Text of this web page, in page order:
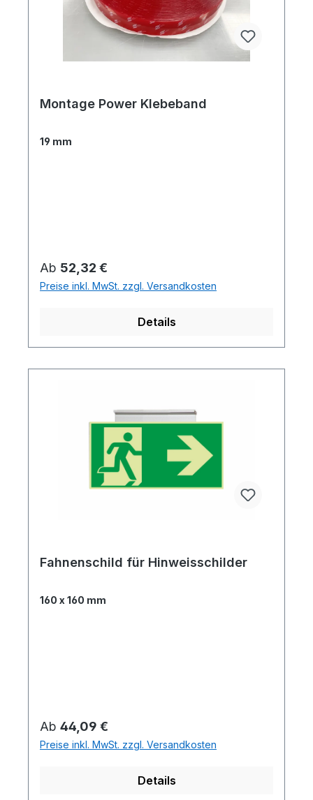
Montage Power Klebeband
19 mm
Regulärer Preis:
Ab 52,32 €
Preise inkl. MwSt. zzgl. Versandkosten
Details
Fahnenschild für Hinweisschilder
160 x 160 mm
Regulärer Preis:
Ab 44,09 €
Preise inkl. MwSt. zzgl. Versandkosten
Details